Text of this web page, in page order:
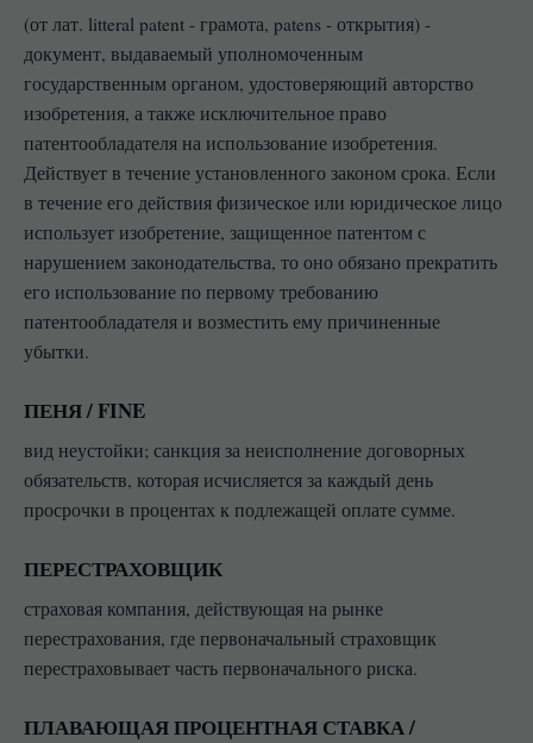
(от лат. litteral patent - грамота, patens - открытия) -
документ, выдаваемый уполномоченным
государственным органом, удостоверяющий авторство
изобретения, а также исключительное право
патентообладателя на использование изобретения.
Действует в течение установленного законом срока. Если
в течение его действия физическое или юридическое лицо
использует изобретение, защищенное патентом с
нарушением законодательства, то оно обязано прекратить
его использование по первому требованию
патентообладателя и возместить ему причиненные
убытки.
ПЕНЯ / FINE
вид неустойки; санкция за неисполнение договорных
обязательств, которая исчисляется за каждый день
просрочки в процентах к подлежащей оплате сумме.
ПЕРЕСТРАХОВЩИК
страховая компания, действующая на рынке
перестрахования, где первоначальный страховщик
перестраховывает часть первоначального риска.
ПЛАВАЮЩАЯ ПРОЦЕНТНАЯ СТАВКА /